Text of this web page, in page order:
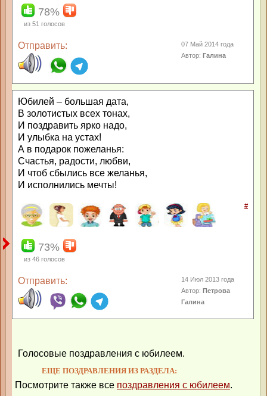
78%
из 51 голосов
Отправить:
07 Май 2014 года
Автор:Галина
Юбилей – большая дата,
В золотистых всех тонах,
И поздравить ярко надо,
И улыбка на устах!
А в подарок пожеланья:
Счастья, радости, любви,
И чтоб сбылись все желанья,
И исполнились мечты!
#
73%
из 46 голосов
Отправить:
14 Июл 2013 года
Автор:Петрова
Галина
Голосовые поздравления с юбилеем.
ЕЩЕ ПОЗДРАВЛЕНИЯ ИЗ РАЗДЕЛА:
Посмотрите также все поздравления с юбилеем.